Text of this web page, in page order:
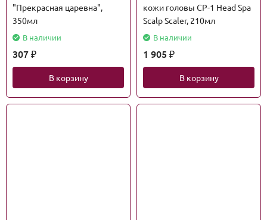
"Прекрасная царевна",
350мл
В наличии
307 ₽
В корзину
кожи головы CP-1 Head Spa
Scalp Scaler, 210мл
В наличии
1 905 ₽
В корзину